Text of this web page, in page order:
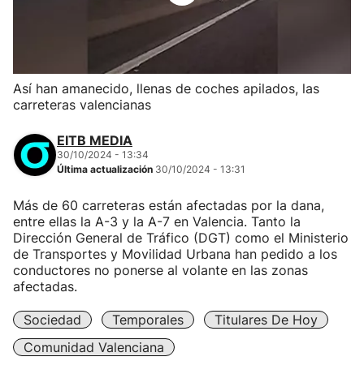
Así han amanecido, llenas de coches apilados, las
carreteras valencianas
EITB MEDIA
30/10/2024 - 13:34
Última actualización 30/10/2024 - 13:31
Más de 60 carreteras están afectadas por la dana,
entre ellas la A-3 y la A-7 en Valencia. Tanto la
Dirección General de Tráfico (DGT) como el Ministerio
de Transportes y Movilidad Urbana han pedido a los
conductores no ponerse al volante en las zonas
afectadas.
Sociedad Temporales
Titulares De Hoy
Comunidad Valenciana